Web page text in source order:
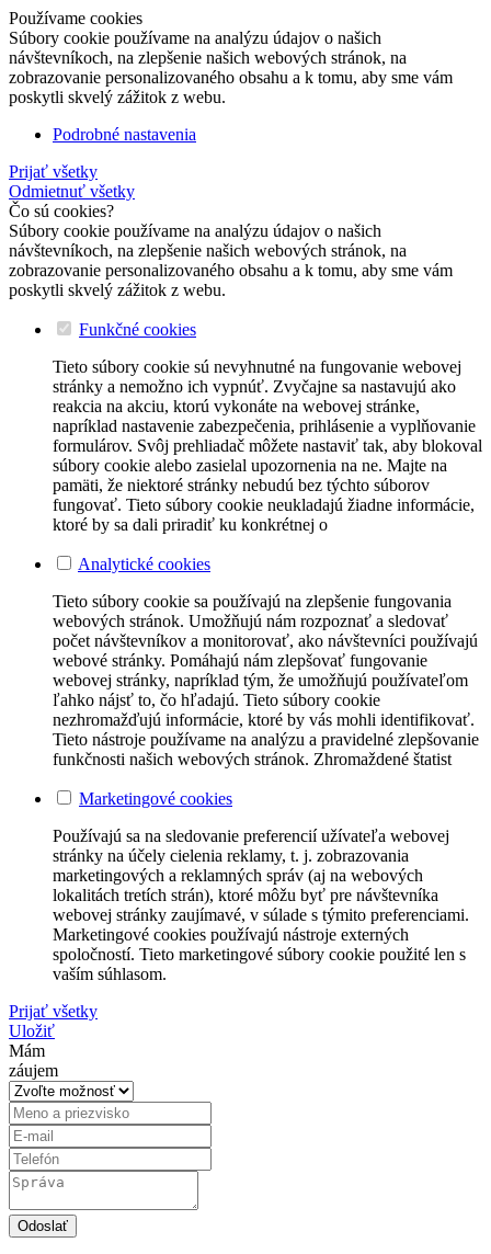
Používame cookies
Súbory cookie používame na analýzu údajov o našich
návštevníkoch, na zlepšenie našich webových stránok, na
zobrazovanie personalizovaného obsahu a k tomu, aby sme vám
poskytli skvelý zážitok z webu.
Podrobné nastavenia
Prijať všetky
Odmietnuť všetky
Čo sú cookies?
Súbory cookie používame na analýzu údajov o našich
návštevníkoch, na zlepšenie našich webových stránok, na
zobrazovanie personalizovaného obsahu a k tomu, aby sme vám
poskytli skvelý zážitok z webu.
Funkčné cookies
Tieto súbory cookie sú nevyhnutné na fungovanie webovej
stránky a nemožno ich vypnúť. Zvyčajne sa nastavujú ako
reakcia na akciu, ktorú vykonáte na webovej stránke,
napríklad nastavenie zabezpečenia, prihlásenie a vyplňovanie
formulárov. Svôj prehliadač môžete nastaviť tak, aby blokoval
súbory cookie alebo zasielal upozornenia na ne. Majte na
pamäti, že niektoré stránky nebudú bez týchto súborov
fungovať. Tieto súbory cookie neukladajú žiadne informácie,
ktoré by sa dali priradiť ku konkrétnej o
Analytické cookies
Tieto súbory cookie sa používajú na zlepšenie fungovania
webových stránok. Umožňujú nám rozpoznať a sledovať
počet návštevníkov a monitorovať, ako návštevníci používajú
webové stránky. Pomáhajú nám zlepšovať fungovanie
webovej stránky, napríklad tým, že umožňujú používateľom
ľahko nájsť to, čo hľadajú. Tieto súbory cookie
nezhromažďujú informácie, ktoré by vás mohli identifikovať.
Tieto nástroje používame na analýzu a pravidelné zlepšovanie
funkčnosti našich webových stránok. Zhromaždené štatist
Marketingové cookies
Používajú sa na sledovanie preferencií užívateľa webovej
stránky na účely cielenia reklamy, t. j. zobrazovania
marketingových a reklamných správ (aj na webových
lokalitách tretích strán), ktoré môžu byť pre návštevníka
webovej stránky zaujímavé, v súlade s týmito preferenciami.
Marketingové cookies používajú nástroje externých
spoločností. Tieto marketingové súbory cookie použité len s
vaším súhlasom.
Prijať všetky
Uložiť
Mám
záujem